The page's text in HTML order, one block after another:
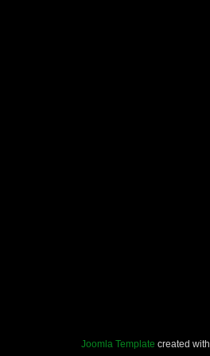
Joomla Template created with